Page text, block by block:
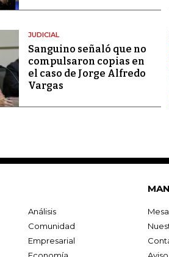
JUDICIAL
Sanguino señaló que no
compulsaron copias en
el caso de Jorge Alfredo
Vargas
Análisis
Comunidad
Empresarial